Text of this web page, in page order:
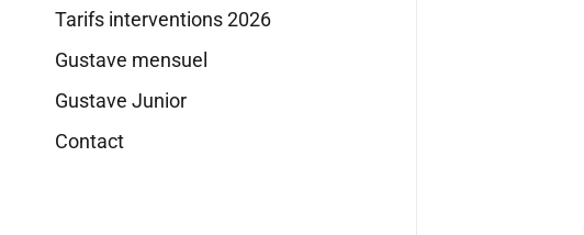
Tarifs interventions 2026
Gustave mensuel
Gustave Junior
Contact